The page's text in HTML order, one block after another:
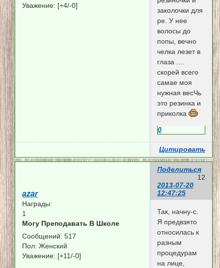
Уважение: [+4/-0]
заколочки для
ре. У нее
волосы до
попы, вечно
челка лезет в
глаза ....
скорей всего
самае моя
нужная весЧь
это резинка и
приколка
0
Цитировать
Поделиться
12
2013-07-20
12:47:25
azar
Награды:
1
Могу Преподавать В Школе
Сообщений: 517
Пол: Женский
Уважение: [+11/-0]
Так, начну-с.
Я предвзято
относилась к
разным
процедурам
на лице,